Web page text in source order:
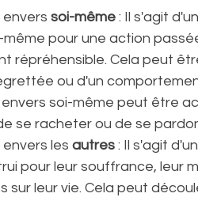
envers soi-même : Il s'agit
même pour une action
répréhensible. Cela peut
ou d'un
soi-même peut être
se racheter ou de se
les autres : Il s'agit
pour leur souffrance, leur
sur leur vie. Cela peut